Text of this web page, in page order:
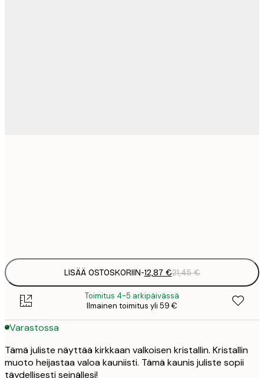
LISÄÄ OSTOSKORIIN-12,87 €21,45 €
Toimitus 4-5 arkipäivässä
Ilmainen toimitus yli 59 €
Varastossa
Tämä juliste näyttää kirkkaan valkoisen kristallin. Kristallin
muoto heijastaa valoa kauniisti. Tämä kaunis juliste sopii
täydellisesti seinällesi!